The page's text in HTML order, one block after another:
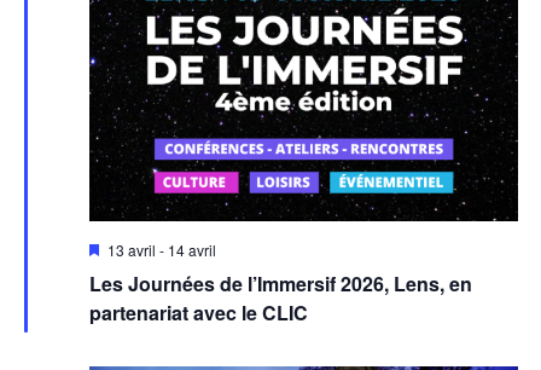
Les Journées de l’Immersif 2026, Lens, en
partenariat avec le CLIC
Mis
avant
13 avril - 14 avril